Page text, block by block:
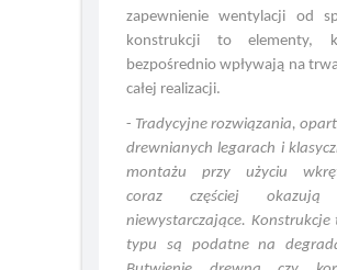
wody, zachowanie dylatacji
zapewnienie wentylacji od
konstrukcji to elementy,
bezpośrednio wpływają na
-Tradycyjne rozwiązania,
drewnianych legarach i
montażu przy użyciu
coraz częściej okazują
niewystarczające. Konstrukcje